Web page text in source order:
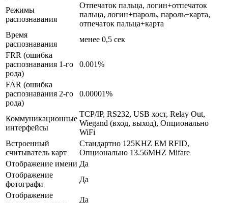
Режимы
распознавания
Отпечаток пальца, логин+отпечаток
пальца, логин+пароль, пароль+карта,
отпечаток пальца+карта
Время
распознавания
менее 0,5 сек
FRR (ошибка
распознавания 1-го
рода)
0.001%
FAR (ошибка
распознавания 2-го
рода)
0.00001%
Коммуникационные
интерфейсы
TCP/IP, RS232, USB хост, Relay Out,
Wiegand (вход, выход), Опционально
WiFi
Встроенный
считыватель карт
Стандартно 125KHZ EM RFID,
Опционально 13.56MHZ Mifare
Отображение имени Да
Отображение
фотографи
Да
Отображение
Да